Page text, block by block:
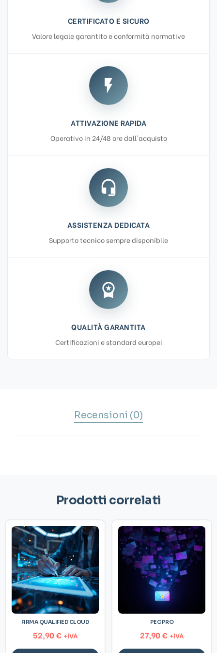
a
n
t
à
CERTIFICATO E SICURO
Valore legale garantito e conformità normative
flash_on
ATTIVAZIONE RAPIDA
Operativo in 24/48 ore dall'acquisto
headset_mic
ASSISTENZA DEDICATA
Supporto tecnico sempre disponibile
workspace_premium
QUALITÀ GARANTITA
Certificazioni e standard europei
Recensioni (0)
Prodotti correlati
FIRMA QUALIFIED CLOUD
52,90€ +IVA
PEC PRO
27,90€ +IVA